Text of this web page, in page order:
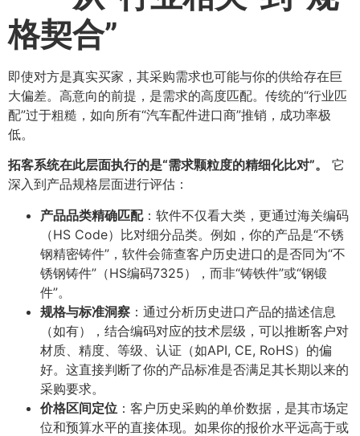
格契合”​
即使对方是真实买家，其采购需求也可能与你的供给存在巨
大偏差。高意向的前提，是需求的高度匹配。传统的“行业匹
配”过于粗糙，如向所有“汽车配件进口商”推销，成功率极
低。
拓客系统在此层面执行的是“需求颗粒度的精细化比对”。​
它
深入到产品规格层面进行评估：
产品品类精确匹配​：软件不仅看大类，更通过海关编码
（HS Code）比对细分品类。例如，你的产品是“不锈
钢精密铸件”，软件会筛查客户历史进口的是否同为“不
锈钢铸件”（HS编码7325），而非“铸铁件”或“钢锻
件”。
规格与标准洞察 ​：通过分析历史进口产品的描述信息
（如有），结合编码对应的技术层级，可以推断客户对
材质、精度、等级、认证（如API, CE, RoHS）的偏
好。这直接判断了你的产品标准是否满足其长期以来的
采购要求。
价格区间定位 ​：客户历史采购的单价数据，是其市场定
位和预算水平的直接体现。如果你的报价水平远高于或